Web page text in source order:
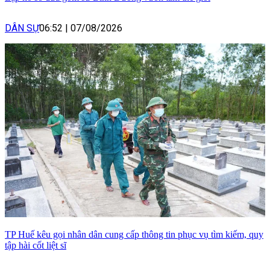
DÂN SỰ06:52 | 07/08/2026
TP Huế kêu gọi nhân dân cung cấp thông tin phục vụ tìm kiếm, quy
tập hài cốt liệt sĩ